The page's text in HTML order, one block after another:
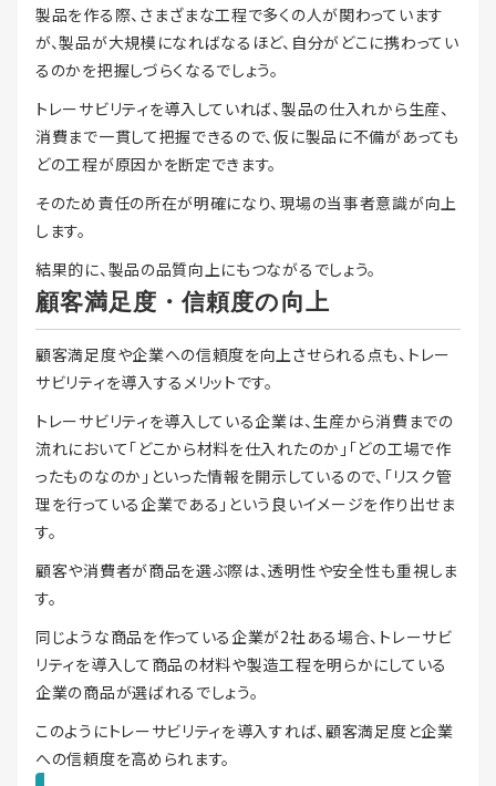
製品を作る際、さまざまな工程で多くの人が関わっています
が、製品が大規模になればなるほど、自分がどこに携わってい
るのかを把握しづらくなるでしょう。
トレーサビリティを導入していれば、製品の仕入れから生産、
消費まで一貫して把握できるので、仮に製品に不備があっても
どの工程が原因かを断定できます。
そのため責任の所在が明確になり、現場の当事者意識が向上
します。
結果的に、製品の品質向上にもつながるでしょう。
顧客満足度・信頼度の向上
顧客満足度や企業への信頼度を向上させられる点も、トレー
サビリティを導入するメリットです。
トレーサビリティを導入している企業は、生産から消費までの
流れにおいて「どこから材料を仕入れたのか」「どの工場で作
ったものなのか」といった情報を開示しているので、「リスク管
理を行っている企業である」という良いイメージを作り出せま
す。
顧客や消費者が商品を選ぶ際は、透明性や安全性も重視しま
す。
同じような商品を作っている企業が2社ある場合、トレーサビ
リティを導入して商品の材料や製造工程を明らかにしている
企業の商品が選ばれるでしょう。
このようにトレーサビリティを導入すれば、顧客満足度と企業
への信頼度を高められます。